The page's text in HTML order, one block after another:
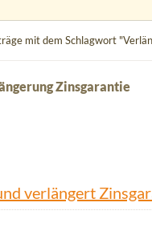
mit dem Schlagwort
Zinsgarantie
verlängert